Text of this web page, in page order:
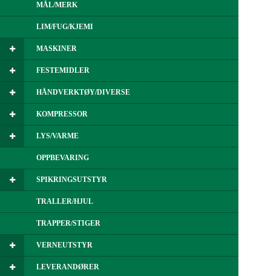
MÅL/MERK
LIM/FUG/KJEMI
MASKINER
FESTEMIDLER
HÅNDVERKTØY/DIVERSE
KOMPRESSOR
LYS/VARME
OPPBEVARING
SPIKRINGSUTSTYR
TRALLER/HJUL
TRAPPER/STIGER
VERNEUTSTYR
LEVERANDØRER